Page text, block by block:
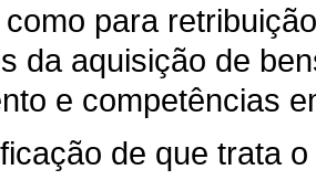
para
da aquisição de
e competências
de que trata